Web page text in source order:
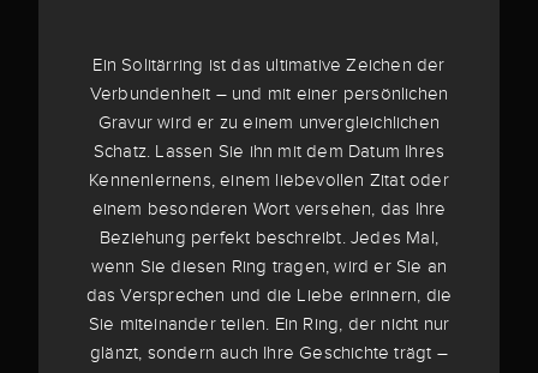
Ein Solitärring ist das ultimative Zeichen der
Verbundenheit – und mit einer persönlichen
Gravur wird er zu einem unvergleichlichen
Schatz. Lassen Sie ihn mit dem Datum Ihres
Kennenlernens, einem liebevollen Zitat oder
einem besonderen Wort versehen, das Ihre
Beziehung perfekt beschreibt. Jedes Mal,
wenn Sie diesen Ring tragen, wird er Sie an
das Versprechen und die Liebe erinnern, die
Sie miteinander teilen. Ein Ring, der nicht nur
glänzt, sondern auch Ihre Geschichte trägt –